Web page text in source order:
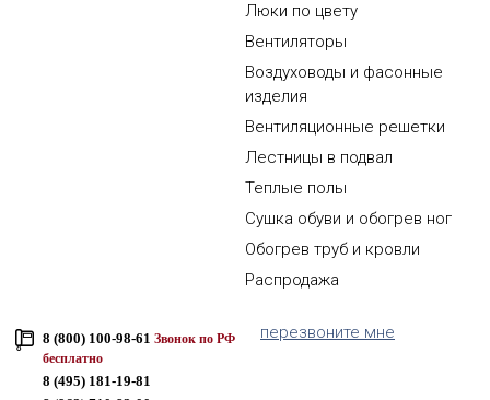
Люки по цвету
Вентиляторы
Воздуховоды и фасонные
изделия
Вентиляционные решетки
Лестницы в подвал
Теплые полы
Сушка обуви и обогрев ног
Обогрев труб и кровли
Распродажа
8 (800) 100-98-61 Звонок по РФ
бесплатно
8 (495) 181-19-81
перезвоните мне